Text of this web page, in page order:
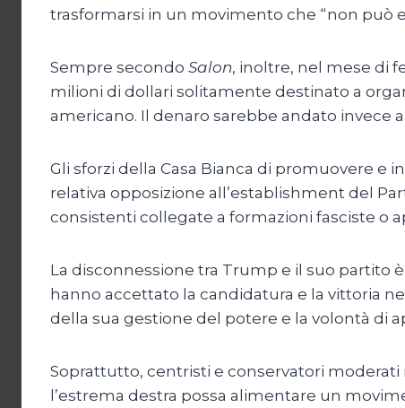
trasformarsi in un movimento che “non può
Sempre secondo Salon, inoltre, nel mese di
milioni di dollari solitamente destinato a
americano. Il denaro sarebbe andato invece
Gli sforzi della Casa Bianca di promuovere
relativa opposizione all’establishment del
consistenti collegate a formazioni fasciste o
La disconnessione tra Trump e il suo partito
hanno accettato la candidatura e la vittoria
della sua gestione del potere e la volontà di
Soprattutto, centristi e conservatori
l’estrema destra possa alimentare un